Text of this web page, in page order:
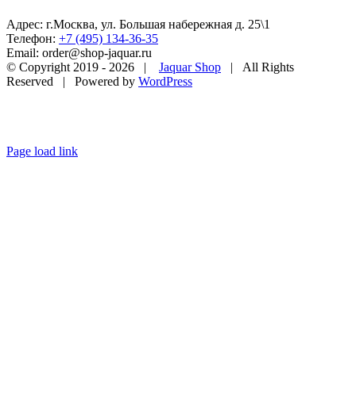
Адрес: г.Москва, ул. Большая набережная д. 25\1
Телефон: +7 (495) 134-36-35
Email: order@shop-jaquar.ru
© Copyright 2019 - 2026 | Jaquar Shop | All Rights
Reserved | Powered by WordPress
Page load link